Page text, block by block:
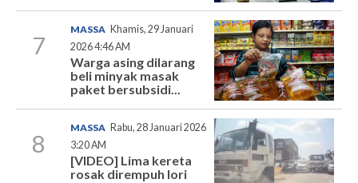
7
MASSA Khamis, 29 Januari
2026 4:46 AM
Warga asing dilarang
beli minyak masak
paket bersubsidi...
8
MASSA Rabu, 28 Januari 2026
3:20 AM
[VIDEO] Lima kereta
rosak dirempuh lori